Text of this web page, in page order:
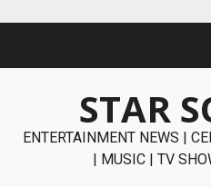
STAR
ENTERTAINMENT NEWS |
| MUSIC | TV